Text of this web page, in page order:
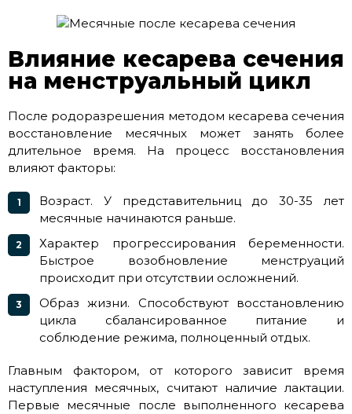
Влияние кесарева сечения
на менструальный цикл
После родоразрешения методом кесарева сечения
восстановление месячных может занять более
длительное время. На процесс восстановления
влияют факторы:
Возраст. У представительниц до 30-35 лет
месячные начинаются раньше.
Характер прогрессирования беременности.
Быстрое возобновление менструаций
происходит при отсутствии осложнений.
Образ жизни. Способствуют восстановлению
цикла сбалансированное питание и
соблюдение режима, полноценный отдых.
Главным фактором, от которого зависит время
наступления месячных, считают наличие лактации.
Первые месячные после выполненного кесарева